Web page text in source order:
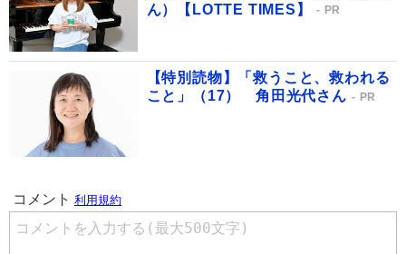
ん）【LOTTE TIMES】
PR
【特別読物】「救うこと、救われる
こと」（17） 角田光代さん
PR